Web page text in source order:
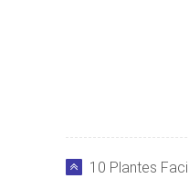
10 Plantes